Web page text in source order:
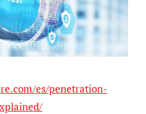
es/penetration-